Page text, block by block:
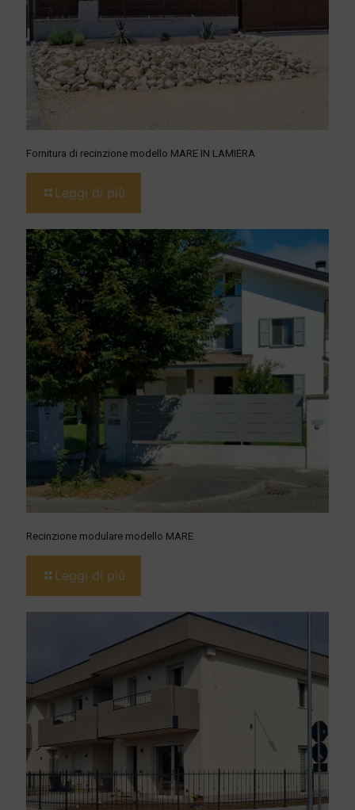
Fornitura di recinzione modello MARE IN LAMIERA
Leggi di più
Recinzione modulare modello MARE
Leggi di più